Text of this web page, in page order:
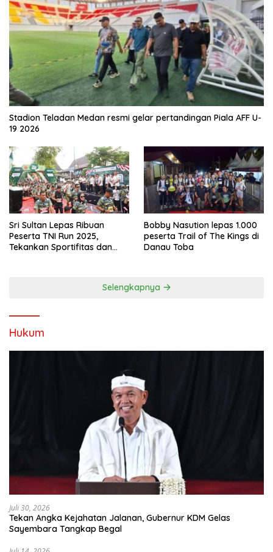
Stadion Teladan Medan resmi gelar pertandingan Piala AFF U-
19 2026
Sri Sultan Lepas Ribuan
Peserta TNI Run 2025,
Tekankan Sportifitas dan
Bobby Nasution lepas 1.000
peserta Trail of The Kings di
Danau Toba
Selengkapnya
Hukum
Juli 30, 2026
Tekan Angka Kejahatan Jalanan, Gubernur KDM Gelas
Sayembara Tangkap Begal